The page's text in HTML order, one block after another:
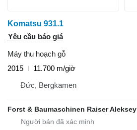
Komatsu 931.1
Yêu cầu báo giá
Máy thu hoạch gỗ
2015
11.700 m/giờ
Đức, Bergkamen
Forst & Baumaschinen Raiser Aleksey